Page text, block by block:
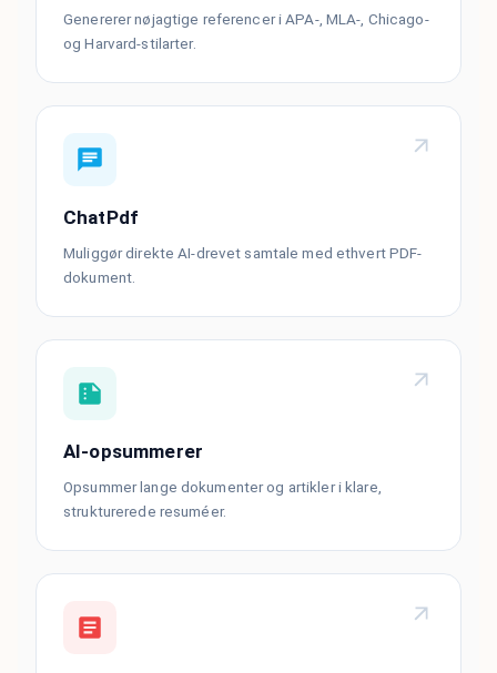
Genererer nøjagtige referencer i APA-, MLA-, Chicago-
og Harvard-stilarter.
ChatPdf
Muliggør direkte AI-drevet samtale med ethvert PDF-
dokument.
AI-opsummerer
Opsummer lange dokumenter og artikler i klare,
strukturerede resuméer.